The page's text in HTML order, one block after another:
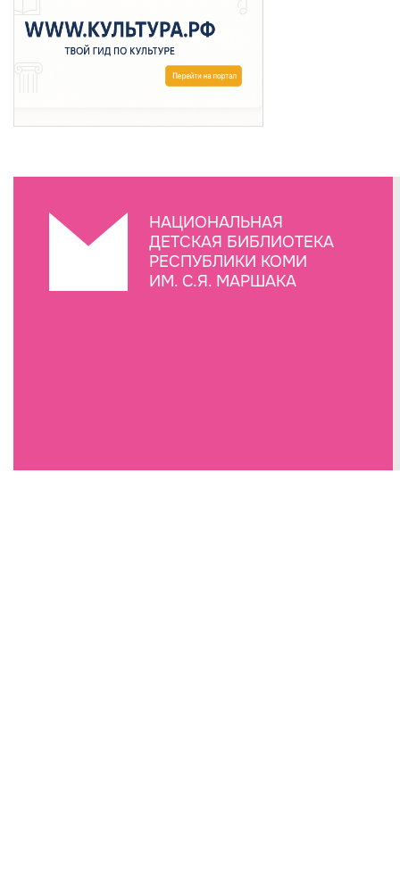
НАЦИОНАЛЬНАЯ
ДЕТСКАЯ БИБЛИОТЕКА
РЕСПУБЛИКИ КОМИ
ИМ. С.Я. МАРШАКА